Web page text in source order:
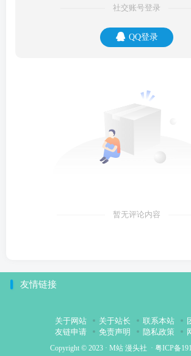
社交账号登录
QQ登录
暂无评论内容
友情链接
关于网站 关于站长 联系本站
友链申请
免责声明 隐私政策
Copyright © 2023 · M站 漫头社 · 粤ICP备